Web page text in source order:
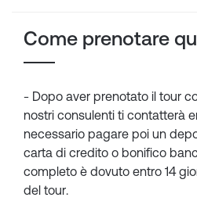
Come prenotare
- Dopo aver prenotato il tour
nostri consulenti ti contatterà
necessario pagare poi un
carta di credito o bonifico
completo è dovuto entro 14
del tour.